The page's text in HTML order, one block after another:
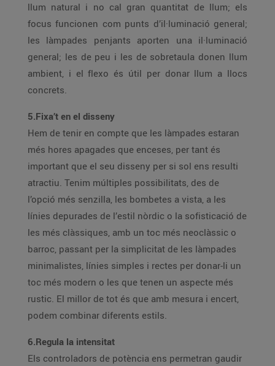
llum natural i no cal gran quantitat de llum; els
focus funcionen com punts d’il·luminació general;
les làmpades penjants aporten una il·luminació
general; les de peu i les de sobretaula donen llum
ambient, i el flexo és útil per donar llum a llocs
concrets.
5.Fixa’t en el disseny
Hem de tenir en compte que les làmpades estaran
més hores apagades que enceses, per tant és
important que el seu disseny per si sol ens resulti
atractiu. Tenim múltiples possibilitats, des de
l’opció més senzilla, les bombetes a vista, a les
línies depurades de l’estil nòrdic o la sofisticació de
les més clàssiques, amb un toc més neoclàssic o
barroc, passant per la simplicitat de les làmpades
minimalistes, línies simples i rectes per donar-li un
toc més modern o les que tenen un aspecte més
rustic. El millor de tot és que amb mesura i encert,
podem combinar diferents estils.
6.Regula la intensitat
Els controladors de potència ens permetran gaudir